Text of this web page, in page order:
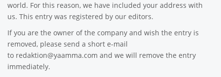
world. For this reason, we have included your address with
us. This entry was registered by our editors.
If you are the owner of the company and wish the entry is
removed, please send a short e-mail
to redaktion@yaamma.com and we will remove the entry
immediately.